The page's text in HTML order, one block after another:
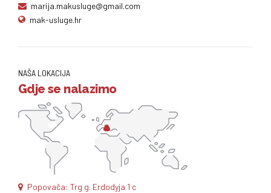
marija.makusluge@gmail.com
mak-usluge.hr
NAŠA LOKACIJA
Gdje se nalazimo
Popovača: Trg g. Erdodyja 1 c